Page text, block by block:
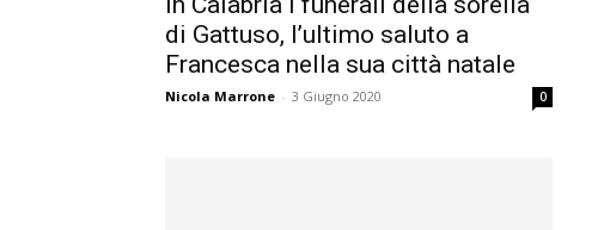
di Gattuso, l’ultimo saluto a
Francesca nella sua città natale
Nicola Marrone - 3 Giugno 2020 0